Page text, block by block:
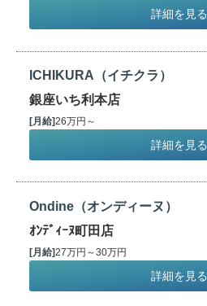
詳細を見る
ICHIKURA（イチクラ）
銀座いち利本店
[月給]26万円～
詳細を見る
Ondine（オンディーヌ）
ｵﾝﾃﾞｨｰﾇ町田店
[月給]27万円～30万円
詳細を見る